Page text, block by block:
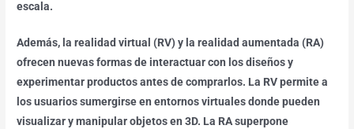
escala.
Además, la realidad virtual (RV) y la realidad aumentada (RA)
ofrecen nuevas formas de interactuar con los diseños y
experimentar productos antes de comprarlos. La RV permite a
los usuarios sumergirse en entornos virtuales donde pueden
visualizar y manipular objetos en 3D. La RA superpone